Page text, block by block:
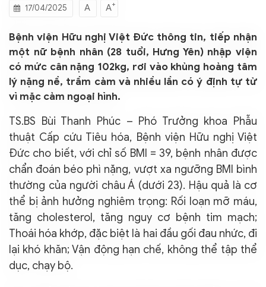
17/04/2025 A A+
Bệnh viện Hữu nghị Việt Đức thông tin, tiếp nhận
một nữ bệnh nhân (28 tuổi, Hưng Yên) nhập viện
có mức cân nặng 102kg, rơi vào khủng hoảng tâm
lý nặng nề, trầm cảm và nhiều lần có ý định tự tử
vì mặc cảm ngoại hình.
TS.BS Bùi Thanh Phúc – Phó Trưởng khoa Phẫu
thuật Cấp cứu Tiêu hóa, Bệnh viện Hữu nghị Việt
Đức cho biết, với chỉ số BMI = 39, bệnh nhân được
chẩn đoán béo phì nặng, vượt xa ngưỡng BMI bình
thường của người châu Á (dưới 23). Hậu quả là cơ
thể bị ảnh hưởng nghiêm trọng: Rối loạn mỡ máu,
tăng cholesterol, tăng nguy cơ bệnh tim mạch;
Thoái hóa khớp, đặc biệt là hai đầu gối đau nhức, đi
lại khó khăn; Vận động hạn chế, không thể tập thể
dục, chạy bộ.